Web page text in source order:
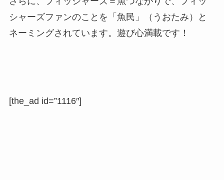
シャーズファンのことを「魚民」（うおたみ）と
ネーミングされています。遊び心満載です！
[the_ad id=”1116″]